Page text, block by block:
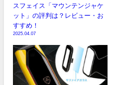
スフェイス「マウンテンジャケ
ット」の評判は？レビュー・お
すすめ！
2025.04.07